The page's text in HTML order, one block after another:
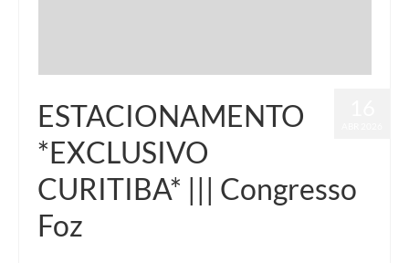
ESTACIONAMENTO
*EXCLUSIVO
CURITIBA* ||| Congresso
Foz